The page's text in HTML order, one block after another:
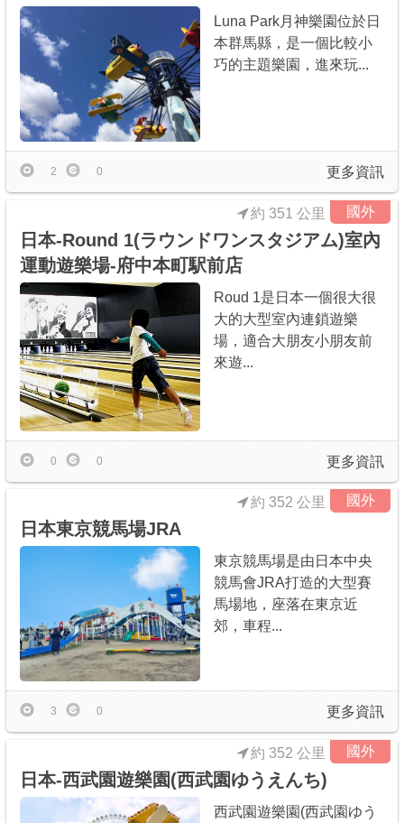
Luna Park月神樂園位於日
本群馬縣，是一個比較小
巧的主題樂園，進來玩...
更多資訊
2 0
國外
日本-Round 1(ラウンドワンスタジアム)室內
運動遊樂場-府中本町駅前店
約 351 公里
Roud 1是日本一個很大很
大的大型室內連鎖遊樂
場，適合大朋友小朋友前
來遊...
更多資訊
0 0
國外
日本東京競馬場JRA
約 352 公里
東京競馬場是由日本中央
競馬會JRA打造的大型賽
馬場地，座落在東京近
郊，車程...
更多資訊
3 0
國外
日本-西武園遊樂園(西武園ゆうえんち)
約 352 公里
西武園遊樂園(西武園ゆう